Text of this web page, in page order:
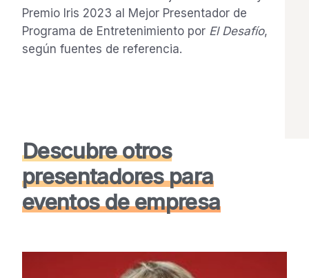
Premio Iris 2023 al Mejor Presentador de
Programa de Entretenimiento por El Desafío,
según fuentes de referencia.
Descubre otros
presentadores para
eventos de empresa